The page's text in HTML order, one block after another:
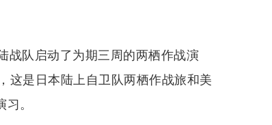
战队启动了为期三周的两栖作战演
这是日本陆上自卫队两栖作战旅和美
。